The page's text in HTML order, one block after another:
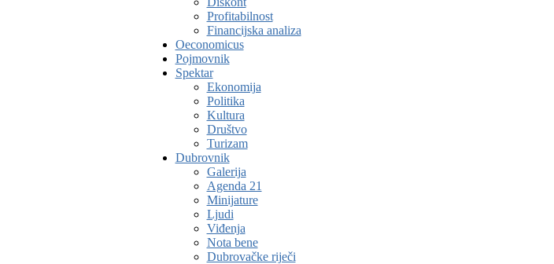
Profitabilnost
Financijska analiza
Oeconomicus
Pojmovnik
Spektar
Ekonomija
Politika
Kultura
Društvo
Turizam
Dubrovnik
Galerija
Agenda 21
Minijature
Ljudi
Viđenja
Nota bene
Dubrovačke riječi